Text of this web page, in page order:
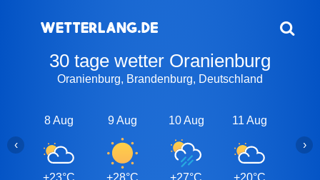
30 tage wetter Oranienburg
Oranienburg, Brandenburg, Deutschland
8 Aug 9 Aug 10 Aug 11 Aug
‹ ›